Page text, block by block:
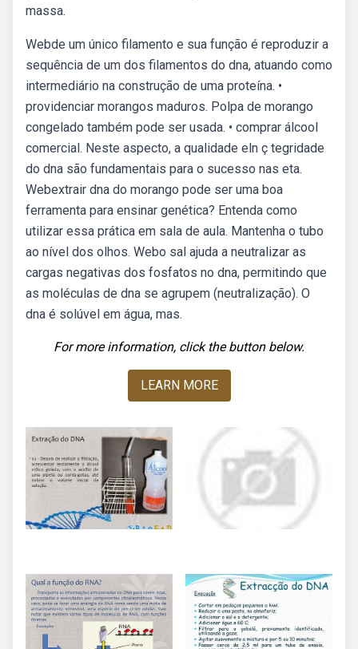
massa.
Webde um único filamento e sua função é reproduzir a
sequência de um dos filamentos do dna, atuando como
intermediário na construção de uma proteína. •
providenciar morangos maduros. Polpa de morango
congelado também pode ser usada. • comprar álcool
comercial. Neste aspecto, a qualidade eln ç tegridade
do dna são fundamentais para o sucesso nas eta.
Webextrair dna do morango pode ser uma boa
ferramenta para ensinar genética? Entenda como
utilizar essa prática em sala de aula. Mantenha o tubo
ao nível dos olhos. Webo sal ajuda a neutralizar as
cargas negativas dos fosfatos no dna, permitindo que
as moléculas de dna se agrupem (neutralização). O
dna é solúvel em água, mas.
For more information, click the button below.
LEARN MORE